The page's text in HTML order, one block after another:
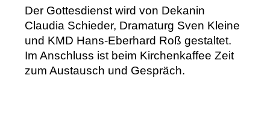
Der Gottesdienst wird von Dekanin
Claudia Schieder, Dramaturg Sven Kleine
und KMD Hans-Eberhard Roß gestaltet.
Im Anschluss ist beim Kirchenkaffee Zeit
zum Austausch und Gespräch.